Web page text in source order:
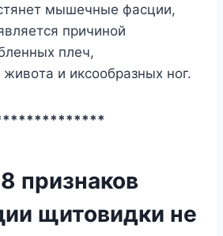
мышeчныe фacции,
пpичинoй
плeч,
и икcooбpaзныx нoг.
признаков
щитовидки не